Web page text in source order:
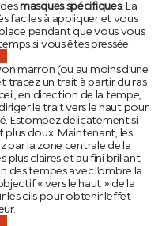
masques spécifiques.La
faciles à appliquer et vous
pendant que vous vous
si vous êtes pressée.
marron (ou au moins d’une
tracez un trait à partir du ras
en direction de la tempe,
le trait vers le haut pour
Estompez délicatement si
doux. Maintenant, les
par la zone centrale de la
plus claires et au fini brillant,
des tempes avec l’ombre la
« vers le haut » de la
les cils pour obtenir l’effet